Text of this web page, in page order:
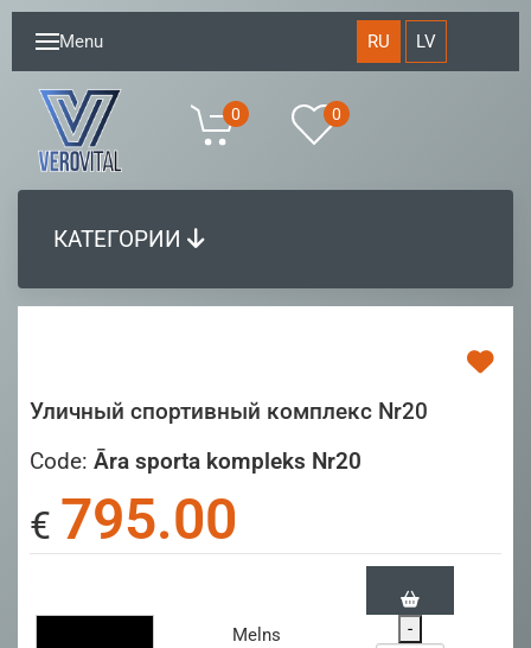
Menu RU LV
0 0
КАТЕГОРИИ
Уличный спортивный комплекс Nr20
Code: Āra sporta kompleks Nr20
€ 795.00
Melns -